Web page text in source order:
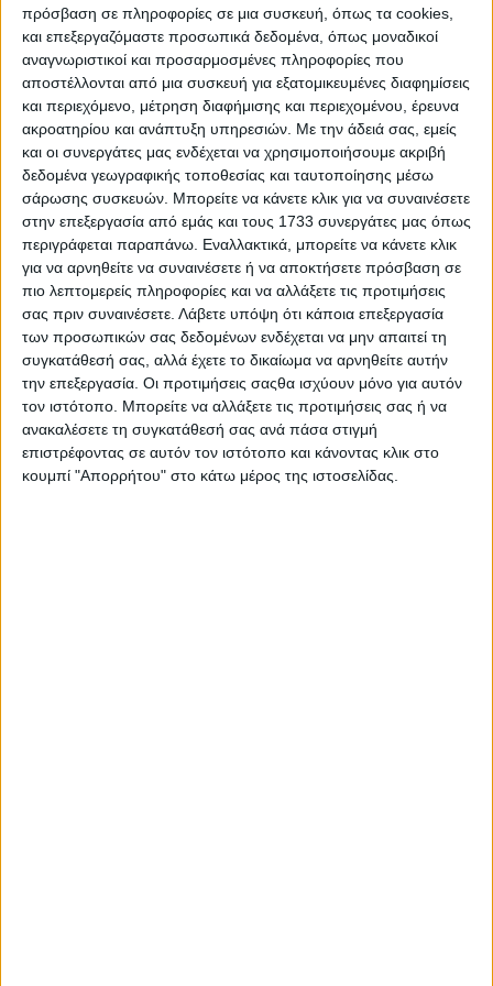
πρόσβαση σε πληροφορίες σε μια συσκευή, όπως τα cookies,
και επεξεργαζόμαστε προσωπικά δεδομένα, όπως μοναδικοί
αναγνωριστικοί και προσαρμοσμένες πληροφορίες που
αποστέλλονται από μια συσκευή για εξατομικευμένες διαφημίσεις
και περιεχόμενο, μέτρηση διαφήμισης και περιεχομένου, έρευνα
ακροατηρίου και ανάπτυξη υπηρεσιών. Με την άδειά σας, εμείς
και οι συνεργάτες μας ενδέχεται να χρησιμοποιήσουμε ακριβή
δεδομένα γεωγραφικής τοποθεσίας και ταυτοποίησης μέσω
σάρωσης συσκευών. Μπορείτε να κάνετε κλικ για να συναινέσετε
στην επεξεργασία από εμάς και τους 1733 συνεργάτες μας όπως
περιγράφεται παραπάνω. Εναλλακτικά, μπορείτε να κάνετε κλικ
για να αρνηθείτε να συναινέσετε ή να αποκτήσετε πρόσβαση σε
πιο λεπτομερείς πληροφορίες και να αλλάξετε τις προτιμήσεις
σας πριν συναινέσετε. Λάβετε υπόψη ότι κάποια επεξεργασία
των προσωπικών σας δεδομένων ενδέχεται να μην απαιτεί τη
συγκατάθεσή σας, αλλά έχετε το δικαίωμα να αρνηθείτε αυτήν
την επεξεργασία. Οι προτιμήσεις σαςθα ισχύουν μόνο για αυτόν
τον ιστότοπο. Μπορείτε να αλλάξετε τις προτιμήσεις σας ή να
ανακαλέσετε τη συγκατάθεσή σας ανά πάσα στιγμή
επιστρέφοντας σε αυτόν τον ιστότοπο και κάνοντας κλικ στο
κουμπί "Απορρήτου" στο κάτω μέρος της ιστοσελίδας.
δεν είναι τυχαίο ότι επιλέγεται συχνά ως πεδίο από
τους κατασκευαστές για την εξέλιξη των μοντέλων
τους είτε πρόκειται για αμιγώς σπορ κατασκευές
είτε όχι.
Οι χρόνοι ρεκόρ πιστοποιούνται από ανεξάρτητο
οργανισμό δοκιμών, ενώ τα αυτοκίνητα
υποβάλλονται σε ενδελεχή έλεγχο πριν από την
έναρξη της προσπάθειας για να διασφαλιστεί ότι
δεν έχουν υποστεί κάποια μετατροπή σε σχέση με
το μοντέλο παραγωγής που θα φτάσει στα χέρια
του τελικού αγοραστή.
Το Nordschleife λειτουργεί ως πεδίο δοκιμών για
κάθε μοντέλο M. Η BMW M και η πίστα του
Nürburgring συνεργάζονται εδώ και πάνω από 25
χρόνια. Από την εξέδρα BMW M Power Grandstand